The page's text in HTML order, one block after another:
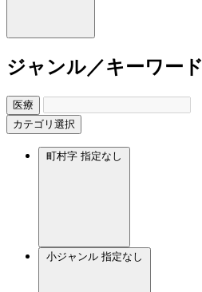
ジャンル／キーワード
医療
カテゴリ選択
町村字 指定なし
小ジャンル 指定なし